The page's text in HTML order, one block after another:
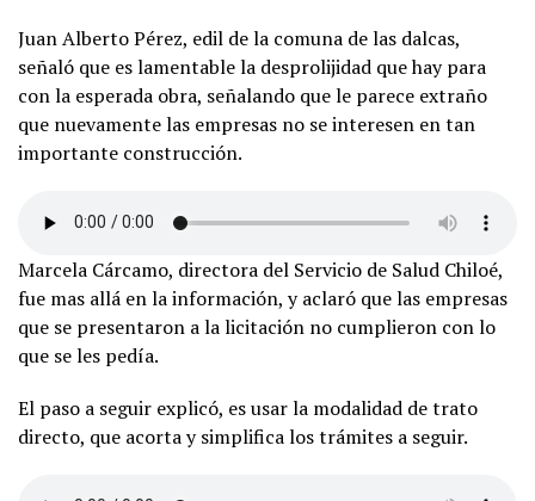
Juan Alberto Pérez, edil de la comuna de las dalcas,
señaló que es lamentable la desprolijidad que hay para
con la esperada obra, señalando que le parece extraño
que nuevamente las empresas no se interesen en tan
importante construcción.
Marcela Cárcamo, directora del Servicio de Salud Chiloé,
fue mas allá en la información, y aclaró que las empresas
que se presentaron a la licitación no cumplieron con lo
que se les pedía.
El paso a seguir explicó, es usar la modalidad de trato
directo, que acorta y simplifica los trámites a seguir.